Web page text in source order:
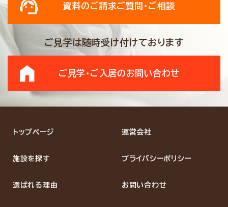
資料のご請求ご質問・ご相談
ご見学は随時受け付けております
ご見学・ご入居のお問い合わせ
トップページ
施設を探す
選ばれる理由
運営会社
プライバシーポリシー
お問い合わせ